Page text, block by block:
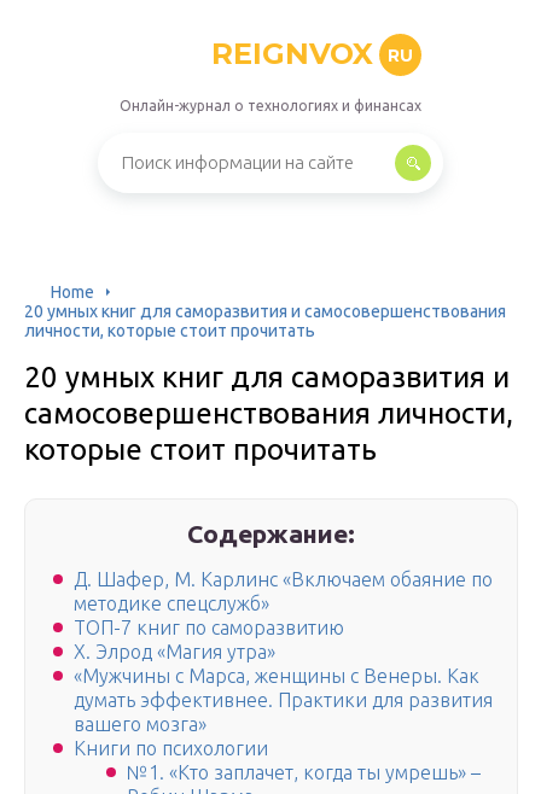
REIGNVOX RU
Онлайн-журнал о технологиях и финансах
Home
20 умных книг для саморазвития и самосовершенствования
личности, которые стоит прочитать
20 умных книг для саморазвития и
самосовершенствования личности,
которые стоит прочитать
Содержание:
Д. Шафер, М. Карлинс «Включаем обаяние по
методике спецслужб»
ТОП-7 книг по саморазвитию
Х. Элрод «Магия утра»
«Мужчины с Марса, женщины с Венеры. Как
думать эффективнее. Практики для развития
вашего мозга»
Книги по психологии
№1. «Кто заплачет, когда ты умрешь» –